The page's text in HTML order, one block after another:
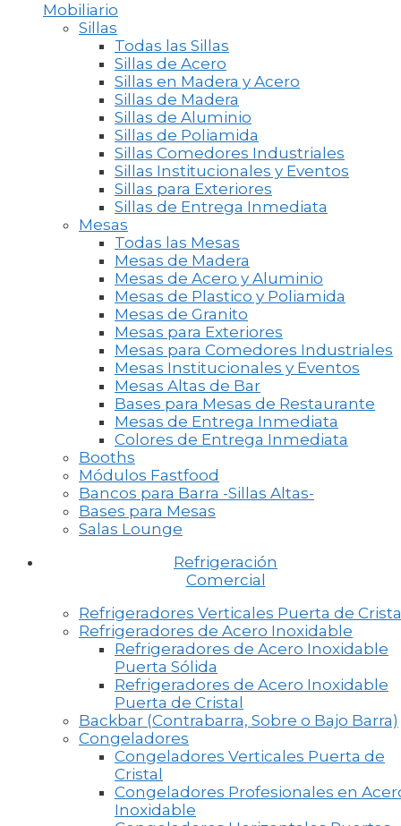
Mobiliario
Sillas
Todas las Sillas
Sillas de Acero
Sillas en Madera y Acero
Sillas de Madera
Sillas de Aluminio
Sillas de Poliamida
Sillas Comedores Industriales
Sillas Institucionales y Eventos
Sillas para Exteriores
Sillas de Entrega Inmediata
Mesas
Todas las Mesas
Mesas de Madera
Mesas de Acero y Aluminio
Mesas de Plastico y Poliamida
Mesas de Granito
Mesas para Exteriores
Mesas para Comedores Industriales
Mesas Institucionales y Eventos
Mesas Altas de Bar
Bases para Mesas de Restaurante
Mesas de Entrega Inmediata
Colores de Entrega Inmediata
Booths
Módulos Fastfood
Bancos para Barra -Sillas Altas-
Bases para Mesas
Salas Lounge
Refrigeración
Comercial
Refrigeradores Verticales Puerta de
Refrigeradores de Acero Inoxidable
Refrigeradores de Acero Inoxidable
Puerta Sólida
Refrigeradores de Acero Inoxidable
Puerta de Cristal
Backbar (Contrabarra, Sobre o Bajo Barra)
Congeladores
Congeladores Verticales Puerta de
Cristal
Congeladores Profesionales en
Inoxidable